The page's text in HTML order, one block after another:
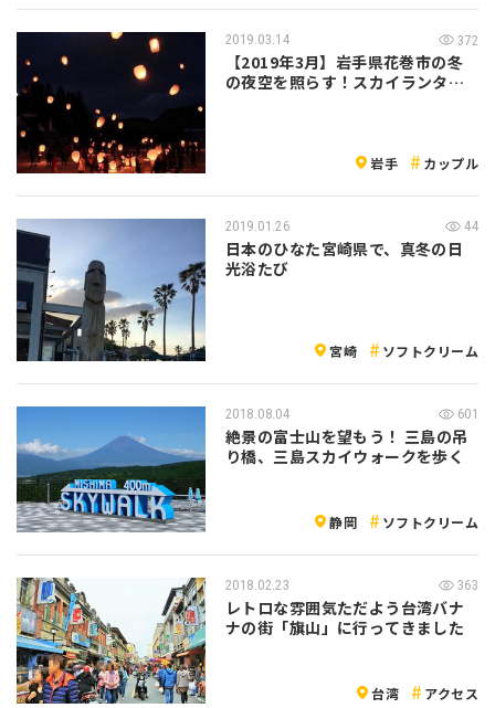
2019.03.14 372
【2019年3月】岩手県花巻市の冬
の夜空を照らす！スカイランタン
岩手 カップル
2019.01.26 44
日本のひなた宮崎県で、真冬の日
光浴たび
宮崎 ソフトクリーム
2018.08.04 601
絶景の富士山を望もう！ 三島の吊
り橋、三島スカイウォークを歩く
静岡 ソフトクリーム
2018.02.23 363
レトロな雰囲気ただよう台湾バナ
ナの街「旗山」に行ってきました
台湾 アクセス